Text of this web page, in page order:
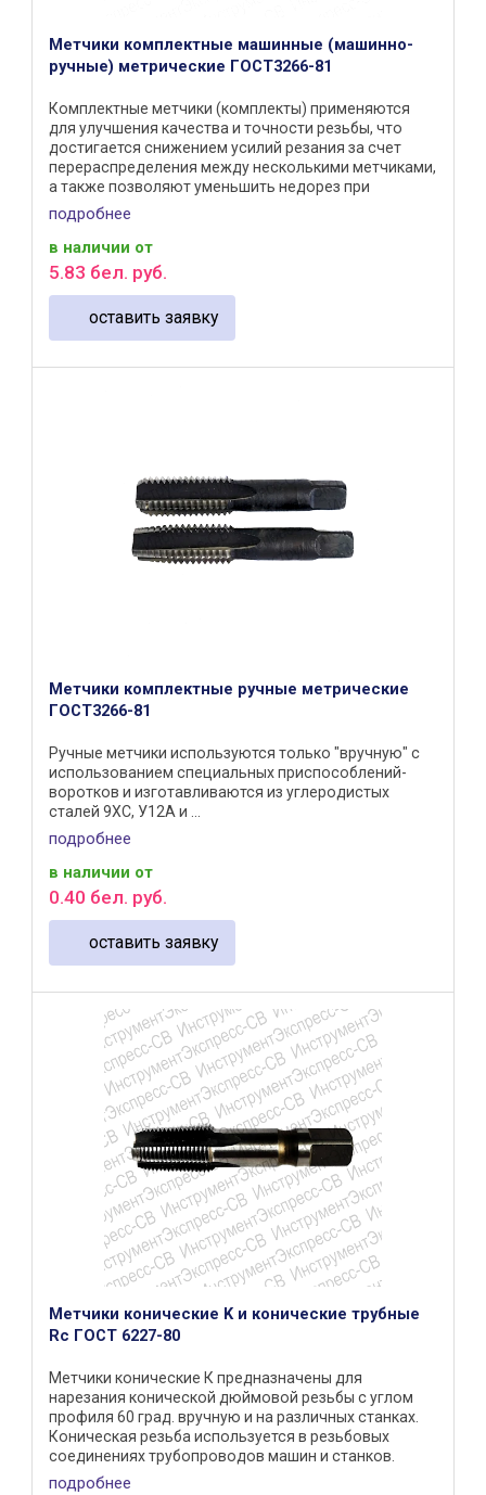
Метчики комплектные машинные (машинно-
ручные) метрические ГОСТ3266-81
Комплектные метчики (комплекты) применяются
для улучшения качества и точности резьбы, что
достигается снижением усилий резания за счет
перераспределения между несколькими метчиками,
а также позволяют уменьшить недорез при
обработке глухих отверстий. ...
подробнее
в наличии от
5.83 бел. руб.
оставить заявку
Метчики комплектные ручные метрические
ГОСТ3266-81
Ручные метчики используются только "вручную" с
использованием специальных приспособлений-
воротков и изготавливаются из углеродистых
сталей 9ХС, У12А и ...
подробнее
в наличии от
0.40 бел. руб.
оставить заявку
Метчики конические K и конические трубные
Rс ГОСТ 6227-80
Метчики конические К предназначены для
нарезания конической дюймовой резьбы с углом
профиля 60 град. вручную и на различных станках.
Коническая резьба используется в резьбовых
соединениях трубопроводов машин и станков.
Метчики конические трубные Rc ...
подробнее